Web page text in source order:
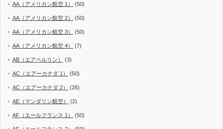
AA（アメリカン航空 1） (50)
AA（アメリカン航空 2） (50)
AA（アメリカン航空 3） (50)
AA（アメリカン航空 4） (7)
AB（エアベルリン） (3)
AC（エアーカナダ 1） (50)
AC（エアーカナダ 2） (26)
AE（マンダリン航空） (2)
AF（エールフランス 1） (50)